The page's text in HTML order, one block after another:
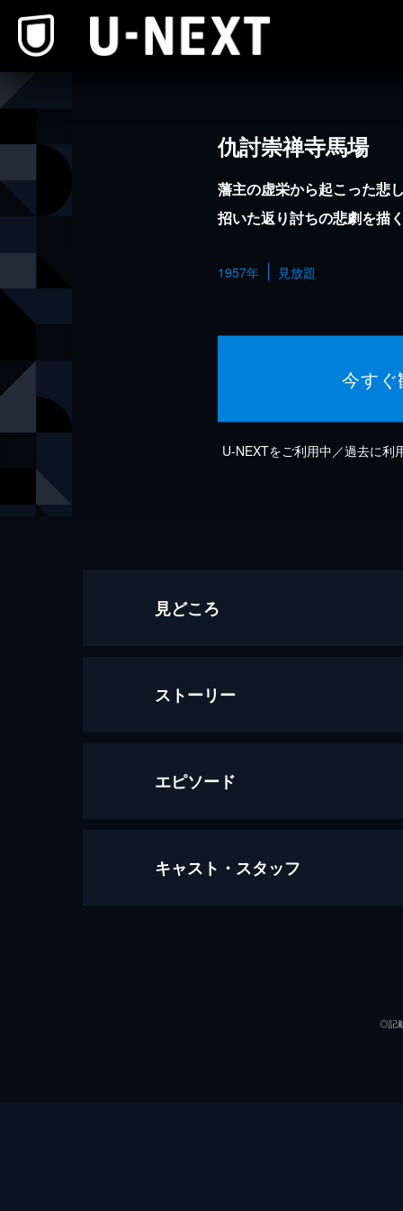
仇討崇禅寺馬場
藩主の虚栄から起こった悲
招いた返り討ちの悲劇を描
1957年 見放題
今す
U-NEXTをご利用中／過去に利
見どころ
ストーリー
エピソード
仇討崇禅寺馬場
キャスト・スタッフ
◎記